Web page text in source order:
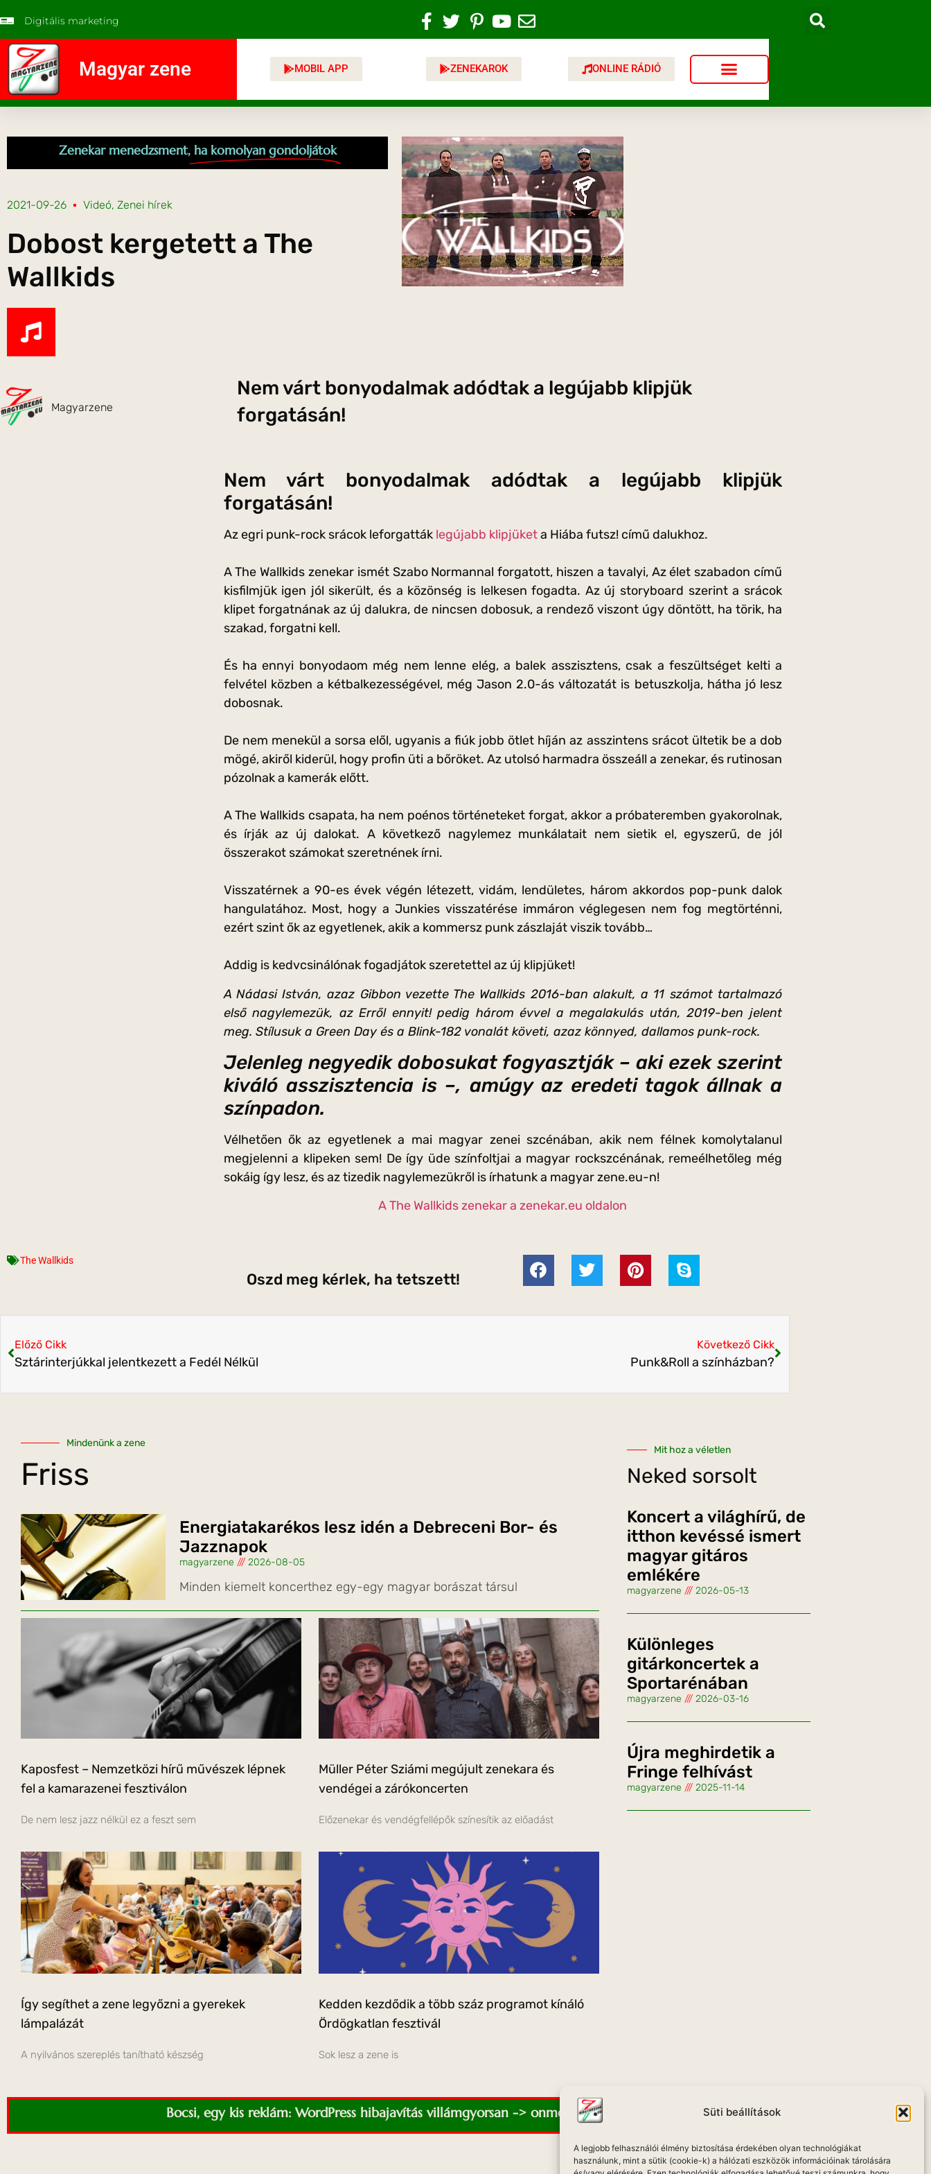
Süti beállítások
A legjobb felhasználói élmény biztosítása érdekében olyan technológiákat
használunk, mint a sütik (cookie-k) a hálózati eszközök információinak tárolására
Digitális marketing
Magyar zene MOBIL APP ZENEKAROK ONLINE RÁDIÓ
Zenekar menedzsment, ha komolyan gondoljátok
2021-09-26 Videó, Zenei hírek
Dobost kergetett a The
Wallkids
Magyarzene
Nem várt bonyodalmak adódtak a legújabb klipjük
forgatásán!
Nem várt bonyodalmak adódtak a legújabb klipjük
forgatásán!
Az egri punk-rock srácok leforgatták legújabb klipjüketa Hiába futsz! című dalukhoz.
A The Wallkids zenekar ismét Szabo Normannal forgatott, hiszen a tavalyi, Az élet szabadon című
kisfilmjük igen jól sikerült, és a közönség is lelkesen fogadta. Az új storyboard szerint a srácok
klipet forgatnának az új dalukra, de nincsen dobosuk, a rendező viszont úgy döntött, ha törik, ha
szakad, forgatni kell.
És ha ennyi bonyodaom még nem lenne elég, a balek asszisztens, csak a feszültséget kelti a
felvétel közben a kétbalkezességével, még Jason 2.0-ás változatát is betuszkolja, hátha jó lesz
dobosnak.
De nem menekül a sorsa elől, ugyanis a fiúk jobb ötlet híján az asszintens srácot ültetik be a dob
mögé, akiről kiderül, hogy profin üti a bőröket. Az utolsó harmadra összeáll a zenekar, és rutinosan
pózolnak a kamerák előtt.
A The Wallkids csapata, ha nem poénos történeteket forgat, akkor a próbateremben gyakorolnak,
és írják az új dalokat. A következő nagylemez munkálatait nem sietik el, egyszerű, de jól
összerakot számokat szeretnének írni.
Visszatérnek a 90-es évek végén létezett, vidám, lendületes, három akkordos pop-punk dalok
hangulatához. Most, hogy a Junkies visszatérése immáron véglegesen nem fog megtörténni,
ezért szint ők az egyetlenek, akik a kommersz punk zászlaját viszik tovább…
Addig is kedvcsinálónak fogadjátok szeretettel az új klipjüket!
A Nádasi István, azaz Gibbon vezette The Wallkids 2016-ban alakult, a 11 számot tartalmazó
első nagylemezük, az Erről ennyit! pedig három évvel a megalakulás után, 2019-ben jelent
meg. Stílusuk a Green Day és a Blink-182 vonalát követi, azaz könnyed, dallamos punk-rock.
Jelenleg negyedik dobosukat fogyasztják – aki ezek szerint
kiváló asszisztencia is –, amúgy az eredeti tagok állnak a
színpadon.
Vélhetően ők az egyetlenek a mai magyar zenei szcénában, akik nem félnek komolytalanul
megjelenni a klipeken sem! De így üde színfoltjai a magyar rockszcénának, remeélhetőleg még
sokáig így lesz, és az tizedik nagylemezükről is írhatunk a magyar zene.eu-n!
A The Wallkids zenekar a zenekar.eu oldalon
The Wallkids
Oszd meg kérlek, ha tetszett!
Előző Cikk
Sztárinterjúkkal jelentkezett a Fedél Nélkül
Következő Cikk
Punk&Roll a színházban?
Mindenünk a zene
Friss
Energiatakarékos lesz idén a Debreceni Bor- és
Jazznapok
magyarzene 2026-08-05
Minden kiemelt koncerthez egy-egy magyar borászat társul
Kaposfest – Nemzetközi hírű művészek lépnek
fel a kamarazenei fesztiválon
De nem lesz jazz nélkül ez a feszt sem
Müller Péter Sziámi megújult zenekara és
vendégei a zárókoncerten
Előzenekar és vendégfellépők színesítik az előadást
Így segíthet a zene legyőzni a gyerekek
lámpalázát
A nyilvános szereplés tanítható készség
Kedden kezdődik a több száz programot kínáló
Ördögkatlan fesztivál
Sok lesz a zene is
Mit hoz a véletlen
Neked sorsolt
Koncert a világhírű, de
itthon kevéssé ismert
magyar gitáros
emlékére
magyarzene 2026-05-13
Különleges
gitárkoncertek a
Sportarénában
magyarzene 2026-03-16
Újra meghirdetik a
Fringe felhívást
magyarzene 2025-11-14
Bocsi, egy kis reklám: WordPress hibajavítás villámgyorsan -> onmediaweb.eu